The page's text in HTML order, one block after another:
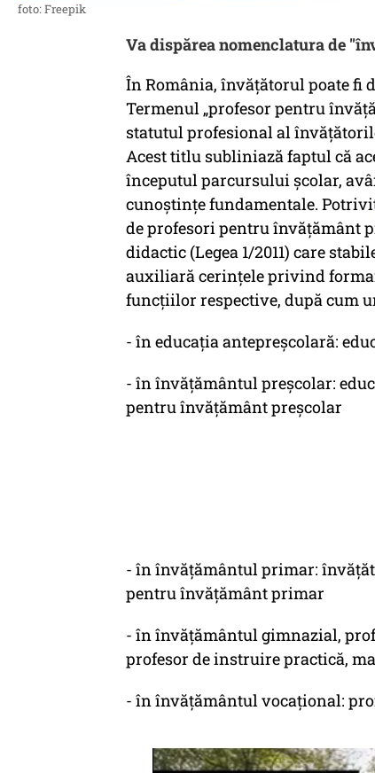
foto: Freepik
Va dispărea nomenclatura de
În România, învățătorul poate fi
Termenul „profesor pentru
statutul profesional al
Acest titlu subliniază faptul că
începutul parcursului școlar,
cunoștințe fundamentale.
de profesori pentru învățământ
didactic (Legea 1/2011) care
auxiliară cerinţele privind
funcţiilor respective, după cum
- în educaţia antepreşcolară:
- în învăţământul preşcolar:
pentru învăţământ preşcolar
- în învăţământul primar:
pentru învăţământ primar
- în învăţământul gimnazial,
profesor de instruire practică,
- în învăţământul vocaţional: